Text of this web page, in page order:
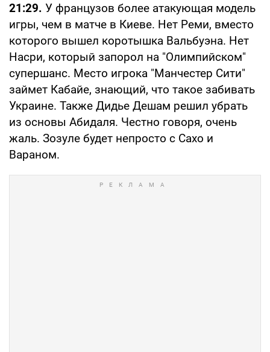
21:29. У французов более атакующая модель
игры, чем в матче в Киеве. Нет Реми, вместо
которого вышел коротышка Вальбуэна. Нет
Насри, который запорол на "Олимпийском"
супершанс. Место игрока "Манчестер Сити"
займет Кабайе, знающий, что такое забивать
Украине. Также Дидье Дешам решил убрать
из основы Абидаля. Честно говоря, очень
жаль. Зозуле будет непросто с Сахо и
Вараном.